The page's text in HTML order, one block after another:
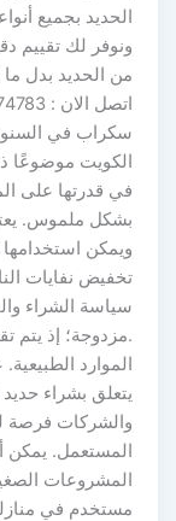
الحديد بجميع
ونوفر لك تقييم
من الحديد بدل
سكراب في
الكويت موضوعًا
في قدرتها على
بشكل ملموس.
ويمكن
تخفيض نفايات
سياسة الشراء
.مزدوجة؛ إذ يتم
الموارد
يتعلق بشراء
والشركات فرصة
المستعمل. يمكن
المشروعات
مستخدم في